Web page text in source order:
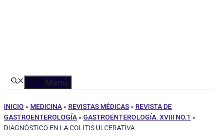
Menú
INICIO » MEDICINA » REVISTAS MÉDICAS » REVISTA DE
GASTROENTEROLOGÍA » GASTROENTEROLOGÍA. XVIII NO.1 »
DIAGNÓSTICO EN LA COLITIS ULCERATIVA